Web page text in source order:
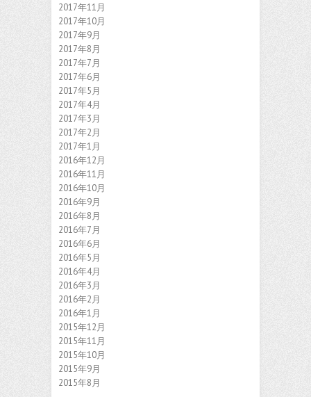
2017年11月
2017年10月
2017年9月
2017年8月
2017年7月
2017年6月
2017年5月
2017年4月
2017年3月
2017年2月
2017年1月
2016年12月
2016年11月
2016年10月
2016年9月
2016年8月
2016年7月
2016年6月
2016年5月
2016年4月
2016年3月
2016年2月
2016年1月
2015年12月
2015年11月
2015年10月
2015年9月
2015年8月